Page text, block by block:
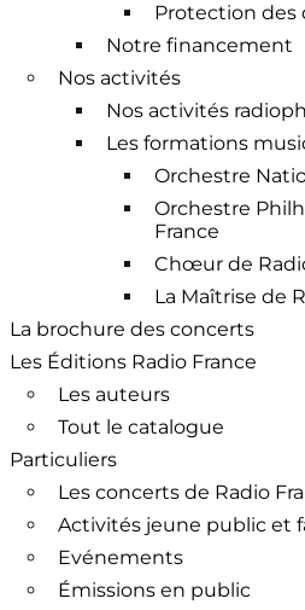
Protection des
Notre financement
Nos activités
Nos activités
Les formations
Orchestre
Orchestre
France
Chœur de
La Maîtrise de
La brochure des concerts
Les Éditions Radio France
Les auteurs
Tout le catalogue
Particuliers
Les concerts de Radio
Activités jeune public et
Evénements
Émissions en public